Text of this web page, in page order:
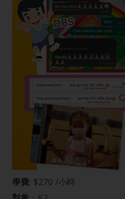
學費: $270 /小時